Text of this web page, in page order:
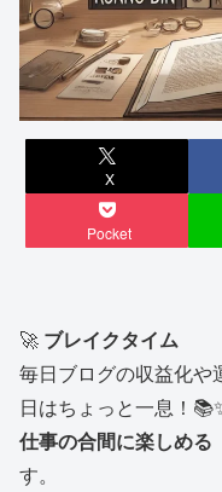
X
Pocket
🚀 ブレイクタイム
毎日ブログの収益化や
日はちょっと一息！
仕事の合間に楽しめる
す。